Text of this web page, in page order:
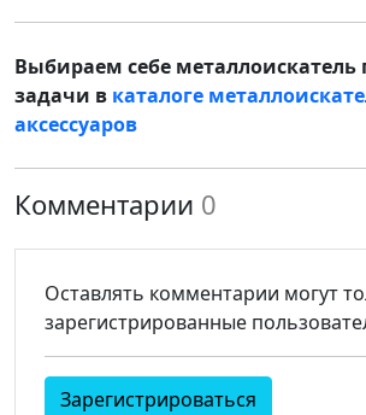
Выбираем себе металлоискатель
задачи в каталоге
аксессуаров
Комментарии 0
Оставлять комментарии могут
зарегистрированные
Зарегистрироваться